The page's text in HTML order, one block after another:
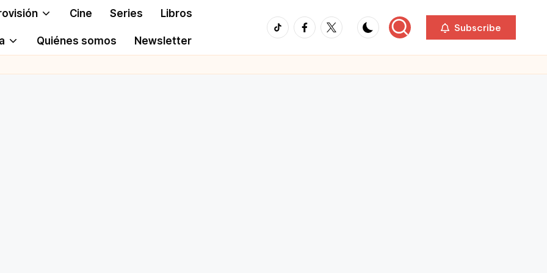
Cine Series Libros
Quiénes somos Newsletter
TikTokFacebook
Twitter Subscribe